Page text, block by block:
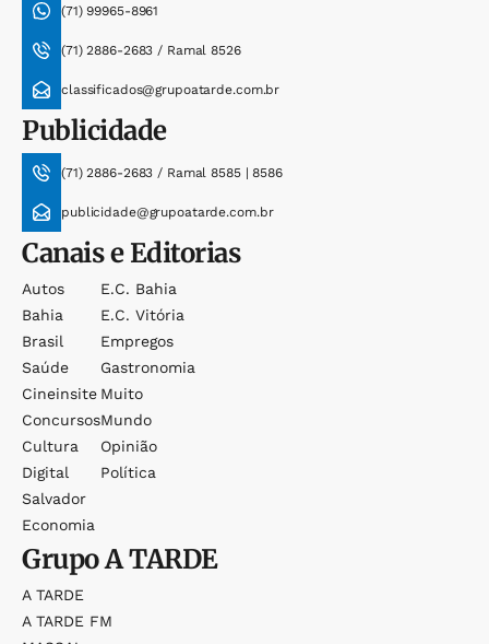
(71) 99965-8961
(71) 2886-2683 / Ramal 8526
classificados@grupoatarde.com.br
Publicidade
(71) 2886-2683 / Ramal 8585 | 8586
publicidade@grupoatarde.com.br
Canais e Editorias
Autos
Bahia
Brasil
Saúde
Cineinsite
Concursos
Cultura
Digital
Salvador
Economia
E.c. Bahia
E.c. Vitória
Empregos
Gastronomia
Muito
Mundo
Opinião
Política
GrupoA TARDE
A TARDE
A TARDE FM